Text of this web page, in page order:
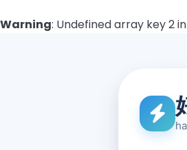
Warning: Undefined array key 2 in